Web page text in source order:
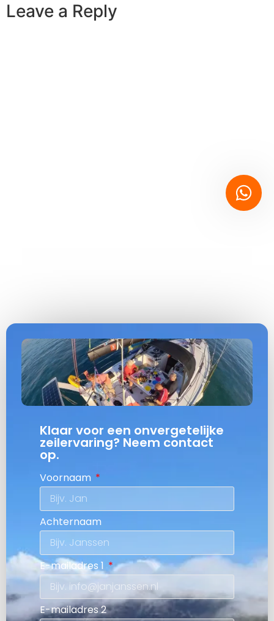
Leave a Reply
Klaar voor een onvergetelijke
zeilervaring? Neem contact
op.
Voornaam
Achternaam
E-mailadres 1
E-mailadres 2